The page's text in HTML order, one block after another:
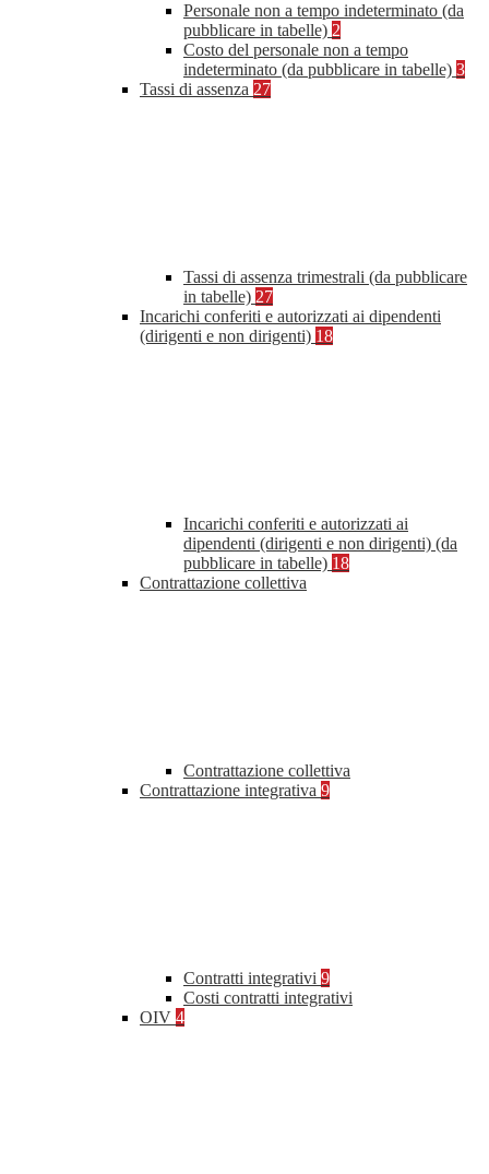
Personale non a tempo indeterminato (da
pubblicare in tabelle) 2
Costo del personale non a tempo
indeterminato (da pubblicare in tabelle) 3
Tassi di assenza 27
Tassi di assenza trimestrali (da pubblicare
in tabelle) 27
Incarichi conferiti e autorizzati ai dipendenti
(dirigenti e non dirigenti) 18
Incarichi conferiti e autorizzati ai
dipendenti (dirigenti e non dirigenti) (da
pubblicare in tabelle) 18
Contrattazione collettiva
Contrattazione collettiva
Contrattazione integrativa 9
Contratti integrativi 9
Costi contratti integrativi
OIV 4